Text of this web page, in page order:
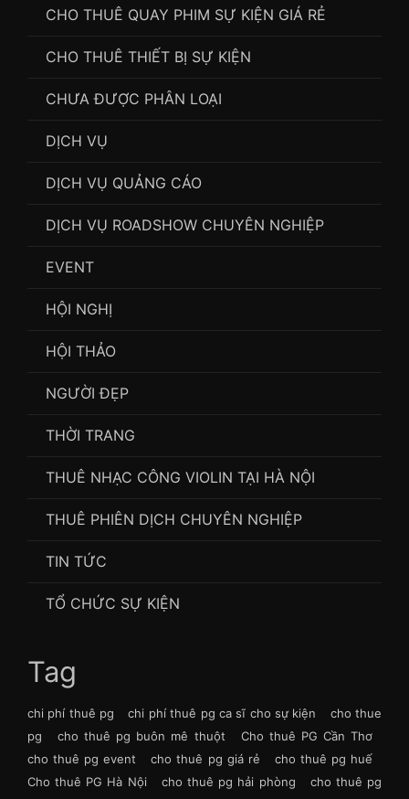
CHO THUÊ QUAY PHIM SỰ KIỆN GIÁ RẺ
CHO THUÊ THIẾT BỊ SỰ KIỆN
CHƯA ĐƯỢC PHÂN LOẠI
DỊCH VỤ
DỊCH VỤ QUẢNG CÁO
DỊCH VỤ ROADSHOW CHUYÊN NGHIỆP
EVENT
HỘI NGHỊ
HỘI THẢO
NGƯỜI ĐẸP
THỜI TRANG
THUÊ NHẠC CÔNG VIOLIN TẠI HÀ NỘI
THUÊ PHIÊN DỊCH CHUYÊN NGHIỆP
TIN TỨC
TỔ CHỨC SỰ KIỆN
Tag
chi phí thuê pg chi phí thuê pg ca sĩ cho sự kiện
cho thue
pg
cho thuê pg buôn mê thuột
Cho thuê PG Cần Thơ
cho thuê pg event
cho thuê pg giá rẻ
cho thuê pg huế
Cho thuê PG Hà Nội
cho thuê pg hải phòng
cho thuê pg